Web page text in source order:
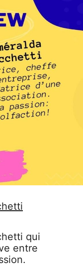
qui
entre